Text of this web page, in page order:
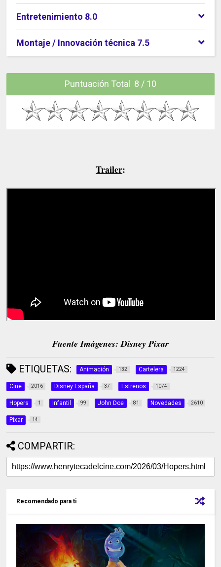
Entretenimiento 8.0
Montaje / Innovación técnica 7.5
Puntuación Total 8 / 10
Trailer:
Fuente Imágenes: Disney Pixar
ETIQUETAS: Animación 132 Cartelera 1224
Cine 2016 Disney España 37 Estrenos 1074
Hopers 1 Infantil 99 John Doe 81 Novedades 2610
Pixar 14
COMPARTIR:
Recomendado para ti